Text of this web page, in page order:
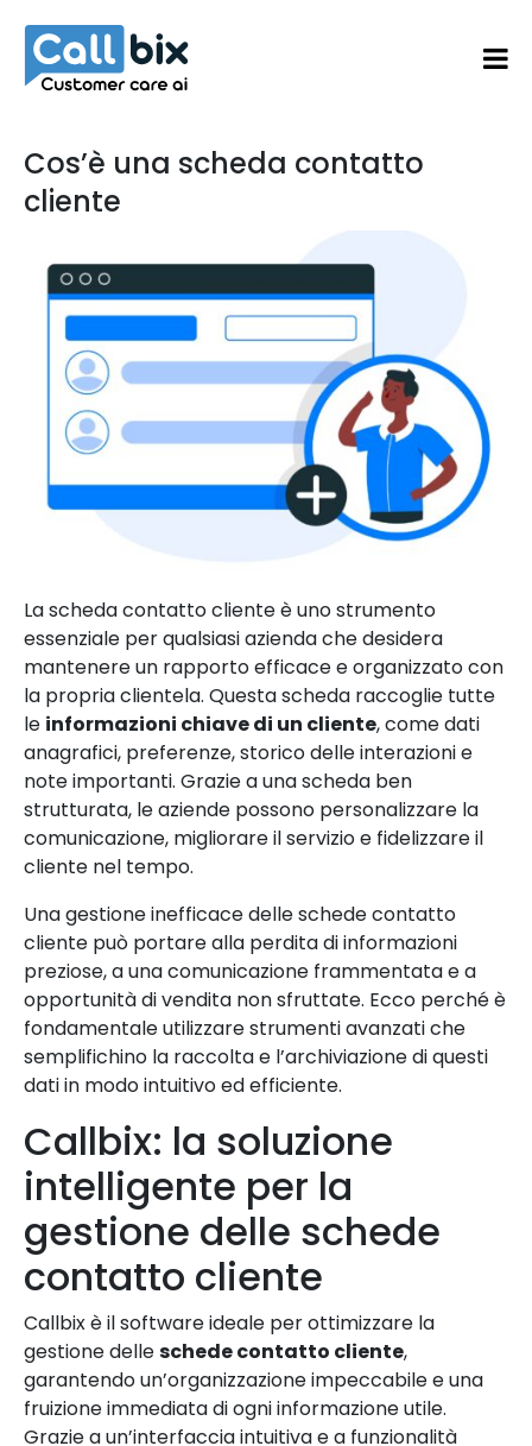
Cos’è una scheda contatto
cliente
La scheda contatto cliente è uno strumento
essenziale per qualsiasi azienda che desidera
mantenere un rapporto efficace e organizzato con
la propria clientela. Questa scheda raccoglie tutte
le informazioni chiave di un cliente, come dati
anagrafici, preferenze, storico delle interazioni e
note importanti. Grazie a una scheda ben
strutturata, le aziende possono personalizzare la
comunicazione, migliorare il servizio e fidelizzare il
cliente nel tempo.
Una gestione inefficace delle schede contatto
cliente può portare alla perdita di informazioni
preziose, a una comunicazione frammentata e a
opportunità di vendita non sfruttate. Ecco perché è
fondamentale utilizzare strumenti avanzati che
semplifichino la raccolta e l’archiviazione di questi
dati in modo intuitivo ed efficiente.
Callbix: la soluzione
intelligente per la
gestione delle schede
contatto cliente
Callbix è il software ideale per ottimizzare la
gestione delleschede contatto cliente,
garantendo un’organizzazione impeccabile e una
fruizione immediata di ogni informazione utile.
Grazie a un’interfaccia intuitiva e a funzionalità